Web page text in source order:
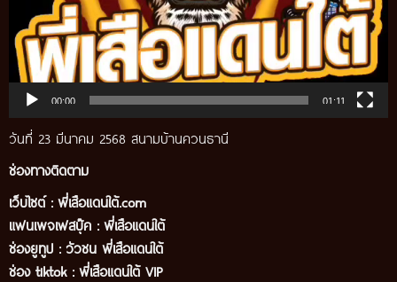
00:00 01:11
วันที่ 23 มีนาคม 2568 สนามบ้านควนธานี
ช่องทางติดตาม
เว็บไซต์ : พี่เสือแดนใต้.com
แฟนเพจเฟสบุ๊ค : พี่เสือแดนใต้
ช่องยูทูป : วัวชน พี่เสือแดนใต้
ช่อง tiktok : พี่เสือแดนใต้ VIP